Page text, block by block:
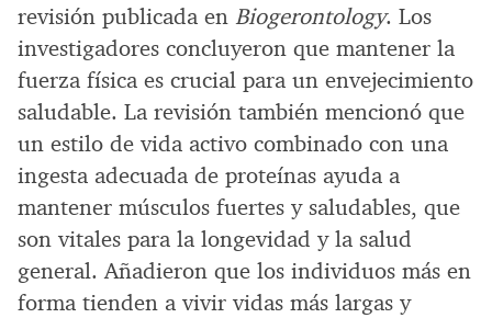
revisión publicada en Biogerontology. Los
investigadores concluyeron que mantener la
fuerza física es crucial para un envejecimiento
saludable. La revisión también mencionó que
un estilo de vida activo combinado con una
ingesta adecuada de proteínas ayuda a
mantener músculos fuertes y saludables, que
son vitales para la longevidad y la salud
general. Añadieron que los individuos más en
forma tienden a vivir vidas más largas y